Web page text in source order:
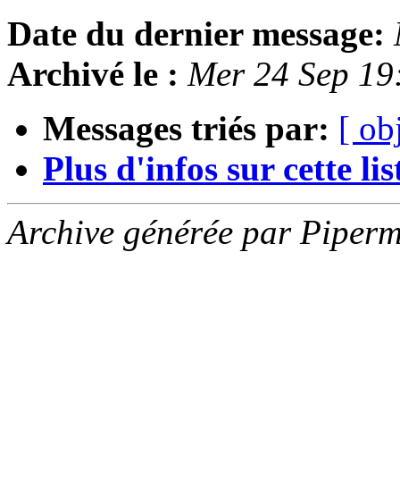
Date du dernier message:
Archivé le : Mer 24 Sep
Messages triés par: [
Plus d'infos sur cette
Archive générée par